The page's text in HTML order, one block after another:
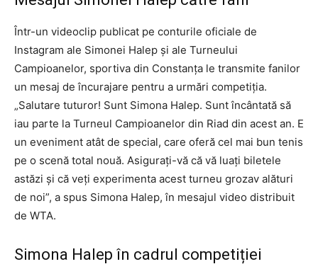
Într-un videoclip publicat pe conturile oficiale de
Instagram ale Simonei Halep și ale Turneului
Campioanelor, sportiva din Constanța le transmite fanilor
un mesaj de încurajare pentru a urmări competiția.
„Salutare tuturor! Sunt Simona Halep. Sunt încântată să
iau parte la Turneul Campioanelor din Riad din acest an. E
un eveniment atât de special, care oferă cel mai bun tenis
pe o scenă total nouă. Asigurați-vă că vă luați biletele
astăzi și că veți experimenta acest turneu grozav alături
de noi”, a spus Simona Halep, în mesajul video distribuit
de WTA.
Simona Halep în cadrul competiției